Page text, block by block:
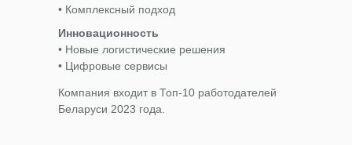
Инновационность
• Новые логистические решения
• Цифровые сервисы
• Комплексный подход
Компания входит в Топ-10 работодателей
Беларуси 2023 года.